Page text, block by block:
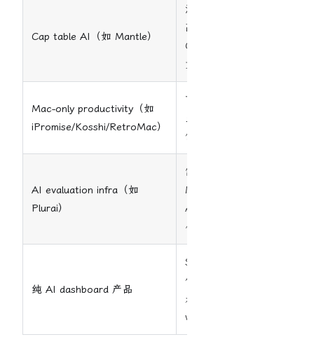
Cap table AI（如 Mantle）
法律/金融合规要求
高。错误成本不可逆。
Carta 是 entrenched
竞品。
Mac-only productivity（如
iPromise/Kosshi/RetroMac）
市场太小。Mac 用户
低。跨平台成本高。
AI evaluation infra（如
Plurai）
需要发表论文级别的
ML 能力。目标用户是
AI engineer，TAM 太
小。
纯 AI dashboard 产品
Skill 明确不推荐。人操
作 AI 增强界面本质还
是 CRUD，没有 AI
worker 的差异化。